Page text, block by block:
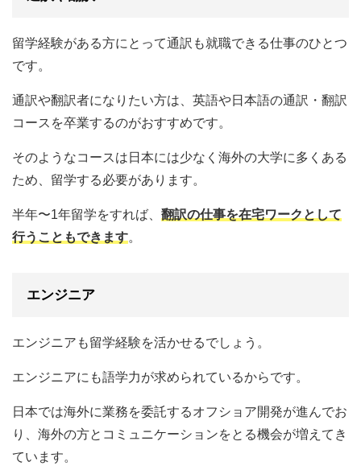
留学経験がある方にとって通訳も就職できる仕事のひとつ
です。
通訳や翻訳者になりたい方は、英語や日本語の通訳・翻訳
コースを卒業するのがおすすめです。
そのようなコースは日本には少なく海外の大学に多くある
ため、留学する必要があります。
半年〜1年留学をすれば、 翻訳の仕事を在宅ワークとして
行うこともできます。
エンジニア
エンジニアも留学経験を活かせるでしょう。
エンジニアにも語学力が求められているからです。
日本では海外に業務を委託するオフショア開発が進んでお
り、海外の方とコミュニケーションをとる機会が増えてき
ています。